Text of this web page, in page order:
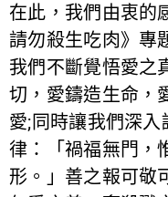
在此，我們由衷的
請勿殺生吃肉》專
我們不斷覺悟愛之
切，愛鑄造生命，
愛;同時讓我們深
律：「禍福無門，
形。」善之報可敬